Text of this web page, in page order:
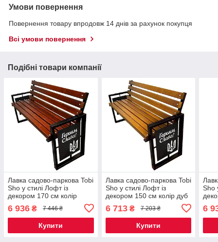
Умови повернення
Повернення товару впродовж 14 днів за рахунок покупця
Всі умови повернення
Подібні товари компанії
Лавка садово-паркова Tobi
Sho у стилі Лофт із
декором 170 см колір
6 936 ₴ 7 446 ₴
Купити
Лавка садово-паркова Tobi
Sho у стилі Лофт із
декором 150 см колір дуб
6 713₴ 7 203 ₴
Купити
Sho
6